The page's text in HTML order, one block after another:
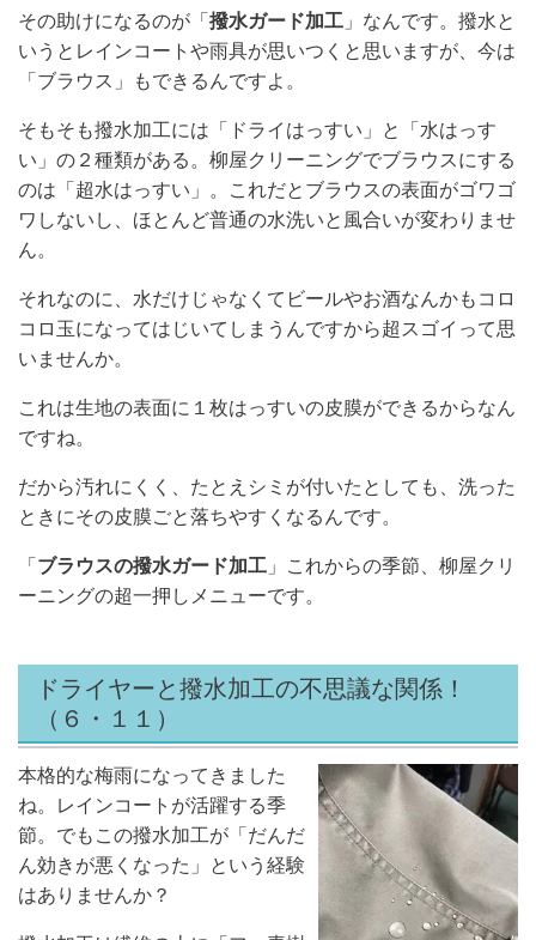
その助けになるのが「 撥水ガード加工 」なんです。撥水と
いうとレインコートや雨具が思いつくと思いますが、今は
「ブラウス」もできるんですよ。
そもそも撥水加工には「ドライはっすい」と「水はっす
い」の２種類がある。柳屋クリーニングでブラウスにする
のは「超水はっすい」。これだとブラウスの表面がゴワゴ
ワしないし、ほとんど普通の水洗いと風合いが変わりませ
ん。
それなのに、水だけじゃなくてビールやお酒なんかもコロ
コロ玉になってはじいてしまうんですから超スゴイって思
いませんか。
これは生地の表面に１枚はっすいの皮膜ができるからなん
ですね。
だから汚れにくく、たとえシミが付いたとしても、洗った
ときにその皮膜ごと落ちやすくなるんです。
「 ブラウスの撥水ガード加工 」これからの季節、柳屋クリ
ーニングの超一押しメニューです。
ドライヤーと撥水加工の不思議な関係！
（６・１１）
本格的な梅雨になってきました
ね。レインコートが活躍する季
節。でもこの撥水加工が「だんだ
ん効きが悪くなった」という経験
はありませんか？